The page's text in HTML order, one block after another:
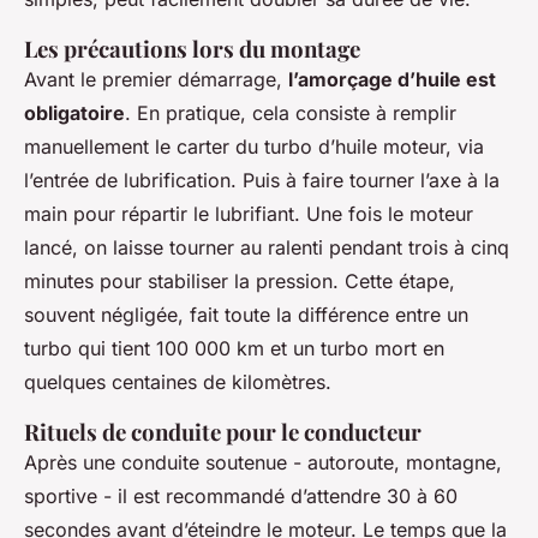
Les précautions lors du montage
Avant le premier démarrage, l’amorçage d’huile est
obligatoire. En pratique, cela consiste à remplir
manuellement le carter du turbo d’huile moteur, via
l’entrée de lubrification. Puis à faire tourner l’axe à la
main pour répartir le lubrifiant. Une fois le moteur
lancé, on laisse tourner au ralenti pendant trois à cinq
minutes pour stabiliser la pression. Cette étape,
souvent négligée, fait toute la différence entre un
turbo qui tient 100 000 km et un turbo mort en
quelques centaines de kilomètres.
Rituels de conduite pour le conducteur
Après une conduite soutenue - autoroute, montagne,
sportive - il est recommandé d’attendre 30 à 60
secondes avant d’éteindre le moteur. Le temps que la